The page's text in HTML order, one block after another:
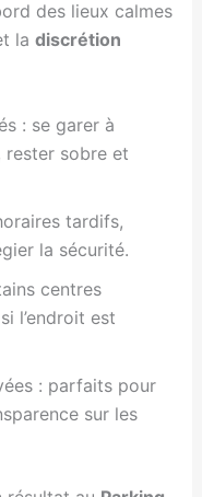
des lieux calmes
la discrétion
: se garer à
rester sobre et
tardifs,
la sécurité.
centres
l’endroit est
: parfaits pour
sur les